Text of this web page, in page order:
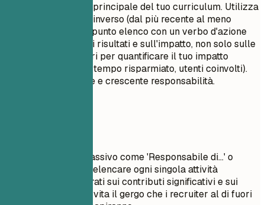
Questa è la sezione principale del tuo curriculum. Utilizza
l'ordine cronologico inverso (dal più recente al meno
recente). Inizia ogni punto elenco con un verbo d'azione
forte. Concentrati sui risultati e sull'impatto, non solo sulle
mansioni. Usa numeri per quantificare il tuo impatto
(dollari, percentuali, tempo risparmiato, utenti coinvolti).
Mostra progressione e crescente responsabilità.
Evita il linguaggio passivo come 'Responsabile di...' o
'Incaricato di...'. Non elencare ogni singola attività
quotidiana; concentrati sui contributi significativi e sui
risultati misurabili. Evita il gergo che i recruiter al di fuori